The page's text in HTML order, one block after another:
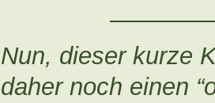
Nun, dieser kurze
daher noch einen